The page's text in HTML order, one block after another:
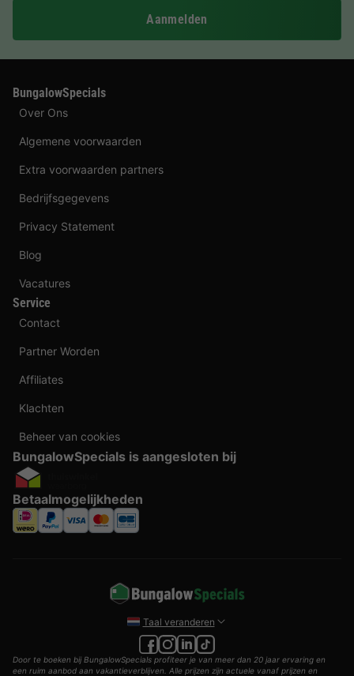
Aanmelden
BungalowSpecials
Over Ons
Algemene voorwaarden
Extra voorwaarden partners
Bedrijfsgegevens
Privacy Statement
Blog
Vacatures
Service
Contact
Partner Worden
Affiliates
Klachten
Beheer van cookies
BungalowSpecials is aangesloten bij
Betaalmogelijkheden
Taal veranderen
Door te boeken bij BungalowSpecials profiteer je van meer dan 20 jaar ervaring en
een ruim aanbod aan vakantieverblijven. Alle prijzen zijn actuele vanaf prijzen en